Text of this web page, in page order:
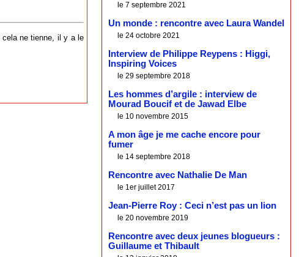
cela ne tienne, il y a le
le 7 septembre 2021
Un monde : rencontre avec Laura Wandel
le 24 octobre 2021
Interview de Philippe Reypens : Higgi,
Inspiring Voices
le 29 septembre 2018
Les hommes d’argile : interview de
Mourad Boucif et de Jawad Elbe
le 10 novembre 2015
A mon âge je me cache encore pour
fumer
le 14 septembre 2018
Rencontre avec Nathalie De Man
le 1er juillet 2017
Jean-Pierre Roy : Ceci n’est pas un lion
le 20 novembre 2019
Rencontre avec deux jeunes blogueurs :
Guillaume et Thibault